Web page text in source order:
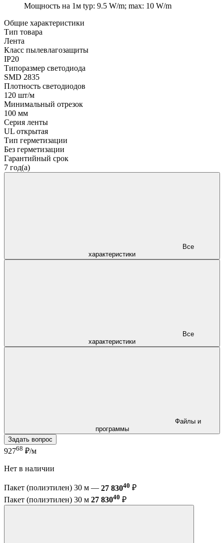
Мощность на 1м typ: 9.5 W/m; max: 10 W/m
Общие характеристики
Тип товара
Лента
Класс пылевлагозащиты
IP20
Типоразмер светодиода
SMD 2835
Плотность светодиодов
120 шт/м
Минимальный отрезок
100 мм
Серия ленты
UL открытая
Тип герметизации
Без герметизации
Гарантийный срок
7 год(а)
характеристики
характеристики
программы
Задать вопрос
92768 ₽/м
Нет в наличии
Пакет (полиэтилен) 30 м — 27 83040 ₽
Пакет (полиэтилен) 30 м 27 83040 ₽